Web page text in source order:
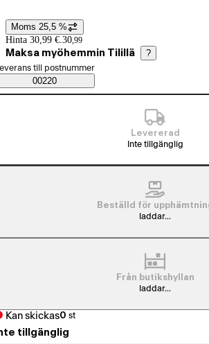
Prisinformation
Moms 25,5 %
Hinta 30,99 €. 30,99
Maksa myöhemmin Tilillä ?
Saatavuustiedot
beställningssätt
till postnummer
00220
Levererad
Inte tillgänglig
Beställd för
laddar...
Från butikshyllan
laddar...
Kan skickas0 st
tillgänglig